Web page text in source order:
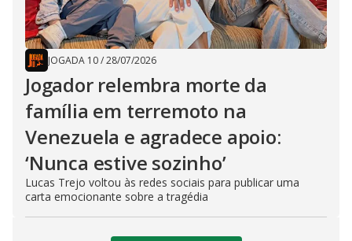
JOGADA 10/28/07/2026
Jogador relembra morte da
família em terremoto na
Venezuela e agradece apoio:
‘Nunca estive sozinho’
Lucas Trejo voltou às redes sociais para publicar uma
carta emocionante sobre a tragédia